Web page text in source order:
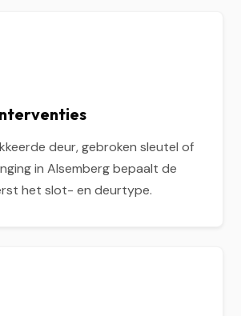
deur, gebroken sleutel of
in Alsemberg bepaalt de
het slot- en deurtype.